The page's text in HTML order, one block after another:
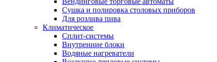
Сушка и полировка столовых приборов
Для розлива пива
Климатическое
Сплит-системы
Внутренние блоки
Водяные нагреватели